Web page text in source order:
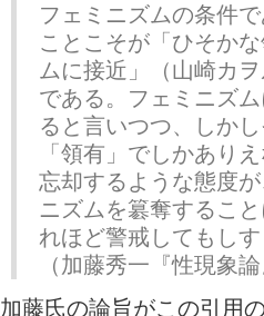
フェミニズムの条件
ことこそが「ひそか
ムに接近」（山崎カ
である。フェミニズ
ると言いつつ、しか
「領有」でしかあり
忘却するような態度
ニズムを簒奪するこ
れほど警戒してもし
（加藤秀一『性現象
加藤氏の論旨がこの引用